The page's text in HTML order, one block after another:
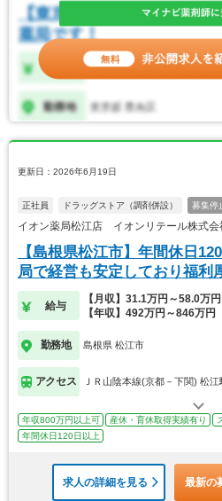
更新日：2026年6月19日
正社員 ドラッグストア（調剤併設） 募集停
イオン薬局松江店 イオンリテール株式会
【島根県松江市】年間休日
局で経営も安定しており福利
給与
【月収】31.1万円～58.0万円
【年収】492万円～846万円
勤務地 島根県 松江市
アクセス ＪＲ山陰本線(京都－下関) 松江
年収800万円以上可 産休・育休取得実績有り
年間休日120日以上
求人の詳細を見る 最新の